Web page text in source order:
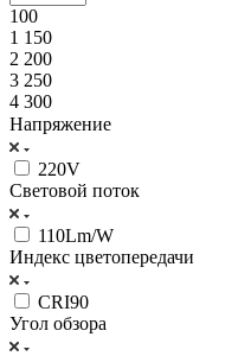
100
1 150
2 200
3 250
4 300
Напряжение
220V
Световой поток
110Lm/W
Индекс цветопередачи
CRI90
Угол обзора